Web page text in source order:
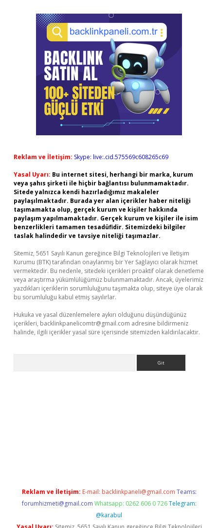
Reklam ve İletişim: Skype: live:.cid.575569c608265c69
Yasal Uyarı: Bu internet sitesi, herhangi bir marka, kurum
veya şahıs şirketi ile hiçbir bağlantısı bulunmamaktadır.
Sitede yalnızca kendi hazırladığımız makaleler
paylaşılmaktadır. Burada yer alan içerikler haber niteliği
taşımamakta olup, gerçek kurum ve kişiler hakkında
paylaşım yapılmamaktadır. Gerçek kurum ve kişiler ile isim
benzerlikleri tamamen tesadüfidir. Sitemizdeki bilgiler
taslak halindedir ve tavsiye niteliği taşımazlar.
Sitemiz, 5651 Sayılı Kanun gereğince Bilgi Teknolojileri ve İletişim
Kurumu (BTK) tarafından onaylanmış bir Yer Sağlayıcı olarak hizmet
vermektedir. Bu nedenle, sitedeki içerikleri proaktif olarak denetleme
veya araştırma yükümlülüğümüz bulunmamaktadır. Ancak, üyelerimiz
yazdıkları içeriklerin sorumluluğunu taşımakta olup, siteye üye olarak
bu sorumluluğu kabul etmiş sayılırlar.
Hukuka ve yasal düzenlemelere aykırı olduğunu düşündüğünüz
içerikleri, backlinkpanelicomtr@gmail.com adresine bildirmeniz
halinde, ilgili içerikler yasal süre içerisinde sitemizden kaldırılacaktır.
Reklam ve İletişim: E-mail: backlinkpaneli@gmail.com Teams:
forumhizmeti@gmail.com Whatsapp: 0262 606 0 726 Telegram:
@karabul